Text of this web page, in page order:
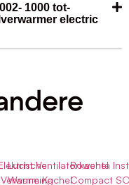
1000 tot-
electric
Lucht Ventilatorkachel
Warme Kachel
Rowenta
Compact